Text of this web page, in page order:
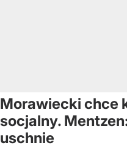
Morawiecki chce
socjalny.
uschnie